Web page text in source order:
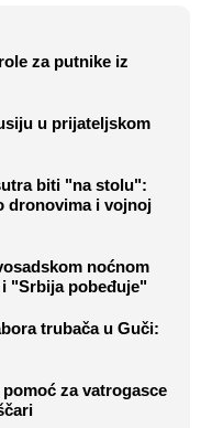
za putnike iz
u prijateljskom
biti "na stolu":
dronovima i vojnoj
noćnom
"Srbija pobeđuje"
trubača u Guči:
za vatrogasce